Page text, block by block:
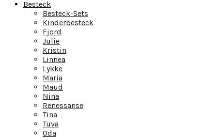
Besteck
Besteck-Sets
Kinderbesteck
Fjord
Julie
Kristin
Linnea
Lykke
Maria
Maud
Nina
Renessanse
Tina
Tuva
Oda